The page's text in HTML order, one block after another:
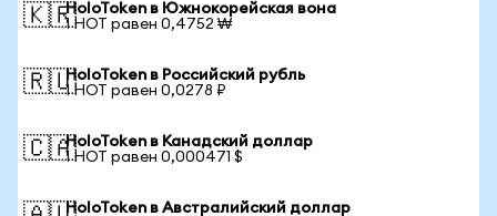
🇰🇷HoloToken в Южнокорейская вона
1 HOT равен 0,4752 ₩
🇷🇺HoloToken в Российский рубль
1 HOT равен 0,0278 ₽
🇨🇦HoloToken в Канадский доллар
1 HOT равен 0,000471 $
HoloToken в Австралийский доллар